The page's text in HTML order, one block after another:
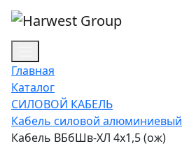
Главная
Каталог
СИЛОВОЙ КАБЕЛЬ
Кабель силовой алюминиевый
Кабель ВБбШв-ХЛ 4х1,5 (ож)